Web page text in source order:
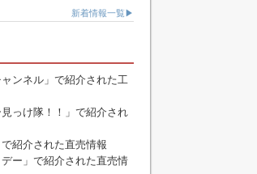
新着情報一覧▶
ャンネル」で紹介された工
見っけ隊！！」で紹介され
で紹介された直売情報
デー」で紹介された直売情